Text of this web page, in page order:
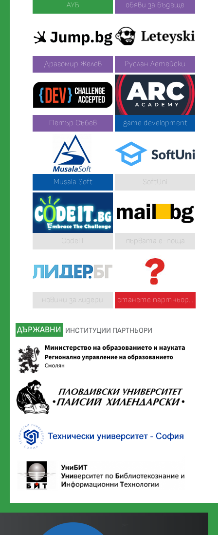
АУБ обяви за бъдеще
Драгомир Желев Руслан Летейски
Петър Събев game development
Musala Soft SoftUni
CodeIT първата е-поща
новини за лидери станете партньор...
ДЪРЖАВНИ ИНСТИТУЦИИ ПАРТНЬОРИ